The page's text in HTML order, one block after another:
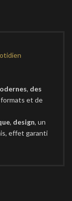
, des
formats et de
, design, un
effet garanti